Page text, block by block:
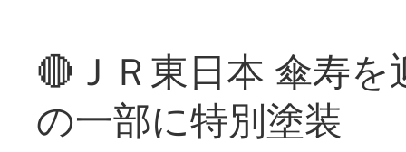
🔴ＪＲ東日本 傘寿
の一部に特別塗装